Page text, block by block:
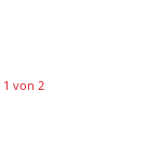
1 von 2